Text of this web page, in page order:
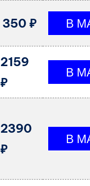
350 ₽
2159
₽
2390
₽